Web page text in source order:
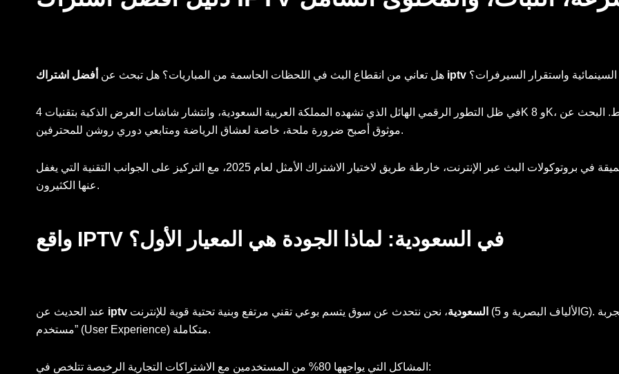
هل تعاني من انقطاع البث في اللحظات الحاسمة من المباريات؟ هل تبحث عن واستقرار السيرفرات؟
موثوق أصبح ضرورة ملحة، خاصة لعشاق الرياضة ومتابعي دوري روشن للمحترفين.
يقدم لك هذا الدليل الفني الشامل، والمبني على خبرة تقنية عميقة في بروتوكولات البث عبر الإنترنت، خارطة طريق لاختيار الاشتراك الأمثل لعام 2025، مع التركيز على الجوانب التقنية التي يغفل
عنها الكثيرون.
واقع IPTV في السعودية: لماذا الجودة هي المعيار الأول؟
iptv السعودية، نحن نتحدث عن سوق يتسم بوعي تقني مرتفع وبنية تحتية قوية للإنترنت (الألياف البصرية و 5G). المستخدم هنا لا يبحث فقط عن “قنوات”، بل يبحث عن “تجربة
مستخدم” (User Experience) متكاملة.
المشاكل التي يواجهها 80% من المستخدمين مع الاشتراكات التجارية الرخيصة تتلخص في: